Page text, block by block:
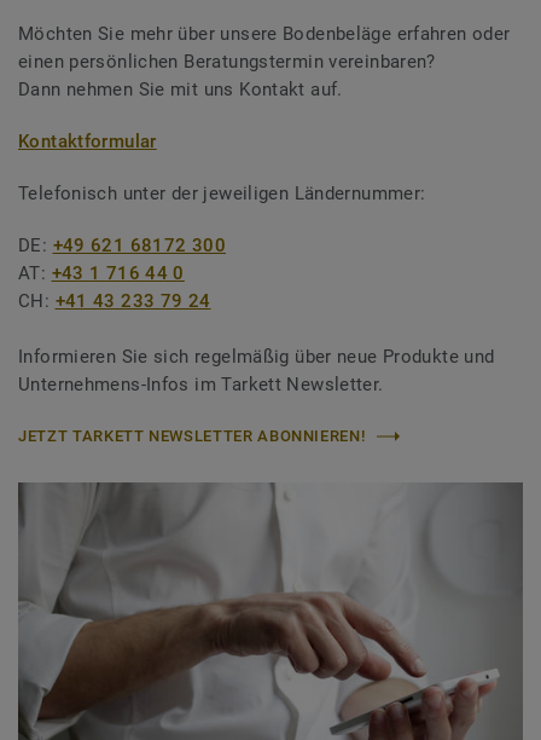
Möchten Sie mehr über unsere Bodenbeläge erfahren oder
einen persönlichen Beratungstermin vereinbaren?
Dann nehmen Sie mit uns Kontakt auf.
Kontaktformular
Telefonisch unter der jeweiligen Ländernummer:
DE: +49 621 68172 300
AT: +43 1 716 44 0
CH: +41 43 233 79 24
Informieren Sie sich regelmäßig über neue Produkte und
Unternehmens-Infos im Tarkett Newsletter.
JETZT TARKETT NEWSLETTER ABONNIEREN!